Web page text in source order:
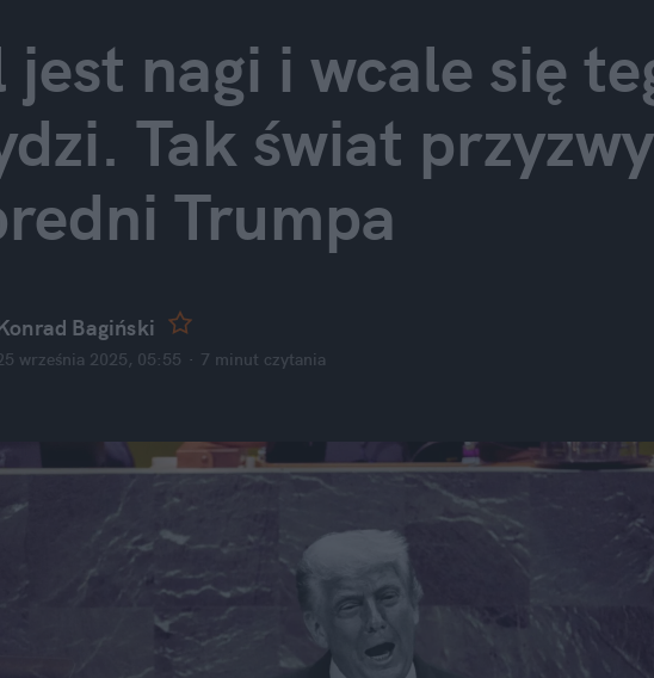
jest nagi i wcale się
Tak świat
Trumpa
Bagiński
września 2025, 05:55 · 7 minut czytania